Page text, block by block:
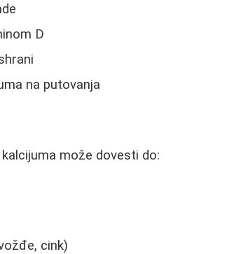
D
na putovanja
može dovesti do:
cink)